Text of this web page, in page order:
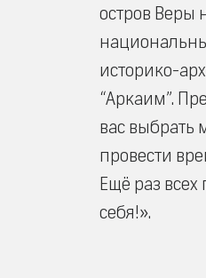
остров Веры
историко-
“Аркаим”.
вас выбрать
провести
Ещё раз всех
себя!».